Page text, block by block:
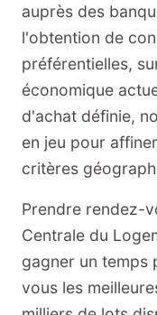
auprès des
l'obtention de
préférentielles,
économique
d'achat définie,
en jeu pour
critères
Prendre rendez-
Centrale du
gagner un temps
vous les